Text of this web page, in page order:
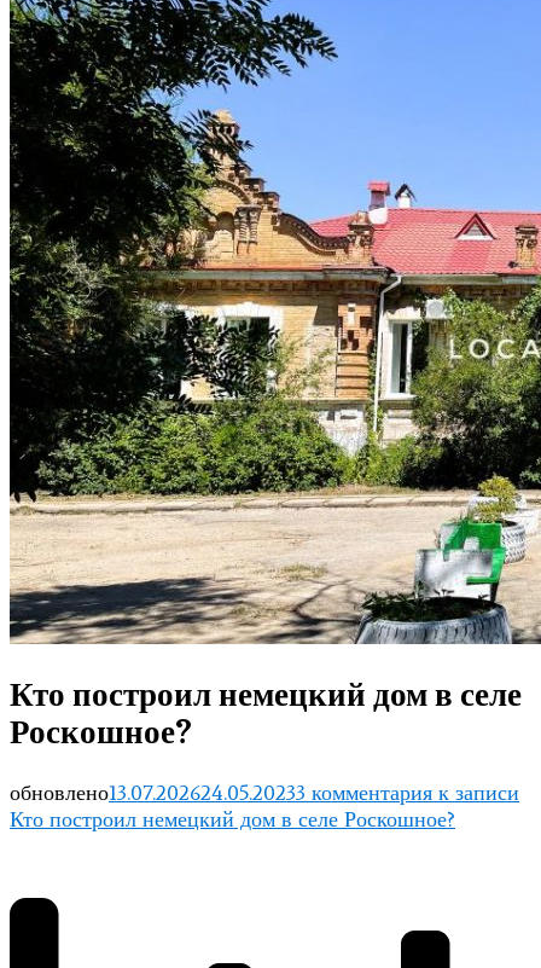
Кто построил немецкий дом в селе
Роскошное?
обновлено13.07.202624.05.20233 комментария к записи
Кто построил немецкий дом в селе Роскошное?